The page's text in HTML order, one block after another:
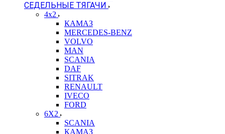
СЕДЕЛЬНЫЕ ТЯГАЧИ
4x2
КАМАЗ
MERCEDES-BENZ
VOLVO
MAN
SCANIA
DAF
SITRAK
RENAULT
IVECO
FORD
6X2
SCANIA
КАМАЗ